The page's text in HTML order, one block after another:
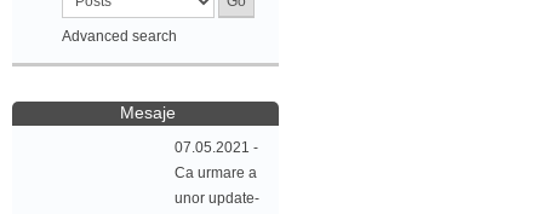
Advanced search
Mesaje
07.05.2021 -
Ca urmare a
unor update-